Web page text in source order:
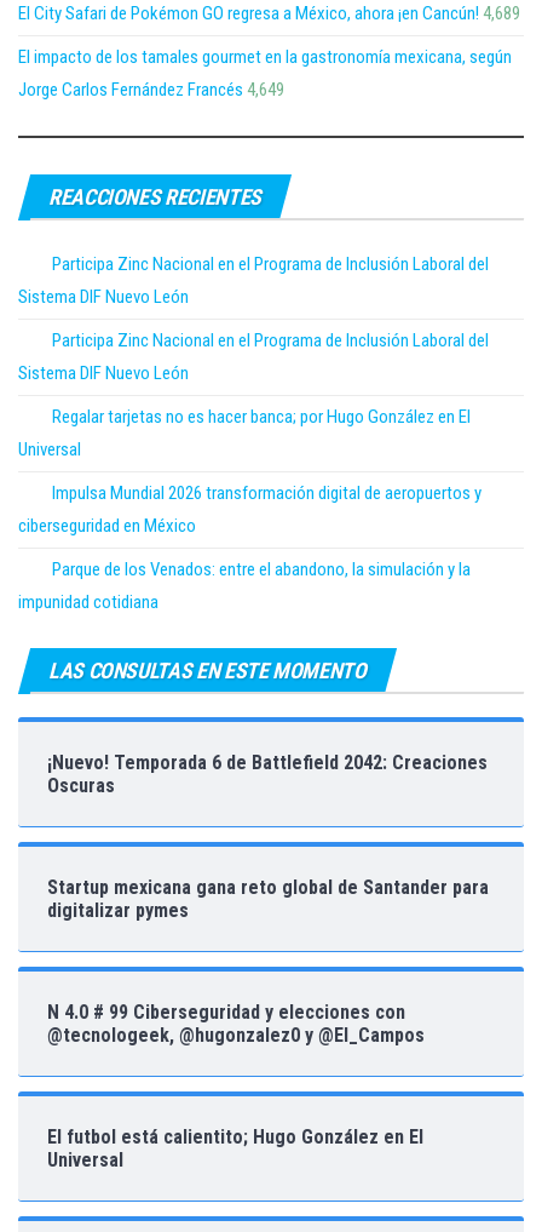
El City Safari de Pokémon GO regresa a México, ahora ¡en Cancún! 4,689
El impacto de los tamales gourmet en la gastronomía mexicana, según
Jorge Carlos Fernández Francés 4,649
REACCIONES RECIENTES
Participa Zinc Nacional en el Programa de Inclusión Laboral del
Sistema DIF Nuevo León
Participa Zinc Nacional en el Programa de Inclusión Laboral del
Sistema DIF Nuevo León
Regalar tarjetas no es hacer banca; por Hugo González en El
Universal
Impulsa Mundial 2026 transformación digital de aeropuertos y
ciberseguridad en México
Parque de los Venados: entre el abandono, la simulación y la
impunidad cotidiana
LAS CONSULTAS EN ESTE MOMENTO
¡Nuevo! Temporada 6 de Battlefield 2042: Creaciones
Oscuras
Startup mexicana gana reto global de Santander para
digitalizar pymes
N 4.0 # 99 Ciberseguridad y elecciones con
@tecnologeek, @hugonzalez0 y @El_Campos
El futbol está calientito; Hugo González en El
Universal